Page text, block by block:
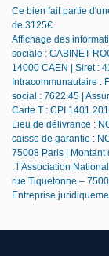
Ce bien fait partie
de 3125€.
Affichage des
sociale : CABINET
14000 CAEN | Siret :
Intracommunautaire :
social : 7622.45 |
Carte T : CPI 1401
Lieu de délivrance :
caisse de garantie :
75008 Paris |
: l’Association
rue Tiquetonne –
Entreprise